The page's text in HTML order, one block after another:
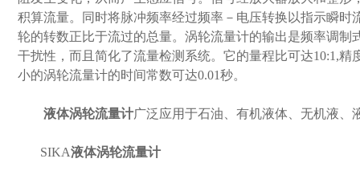
积算流量。同时将脉冲频率经过频率－电压转换以指示瞬时
轮的转数正比于流过的总量。涡轮流量计的输出是频率调制
干扰性，而且简化了流量检测系统。它的量程比可达10:1,精
小的涡轮流量计的时间常数可达0.01秒。
液体涡轮流量计广泛应用于石油、有机液体、无机液、
SIKA液体涡轮流量计